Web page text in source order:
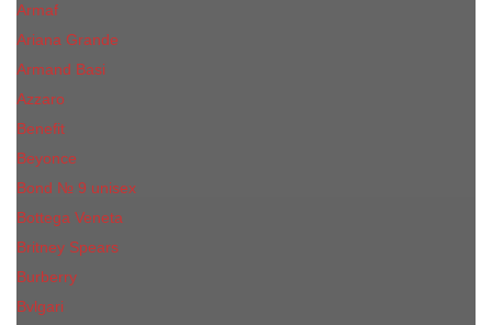
Armaf
Ariana Grande
Armand Basi
Azzaro
Benefit
Beyonce
Bond № 9 unisex
Bottega Veneta
Britney Spears
Burberry
Bvlgari